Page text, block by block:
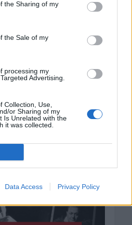
the Sharing of my
the Sale of my
processing my
Advertising.
Collection, Use,
or Sharing of my
Is Unrelated with the
it was collected.
Data Access Privacy Policy